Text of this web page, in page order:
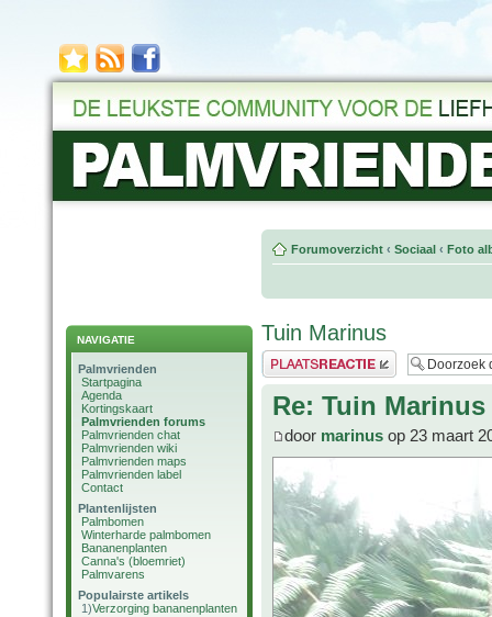
NAVIGATIE
Palmvrienden
Startpagina
Agenda
Kortingskaart
Palmvrienden forums
Palmvrienden chat
Palmvrienden wiki
Palmvrienden maps
Palmvrienden label
Contact
Plantenlijsten
Palmbomen
Winterharde palmbomen
Bananenplanten
Canna's (bloemriet)
Palmvarens
Populairste artikels
1)Verzorging bananenplanten
Forumoverzicht ‹ Sociaal ‹ Foto
Tuin Marinus
Plaats een reactie
Re: Tuin Marinus
door marinus op 23 maart